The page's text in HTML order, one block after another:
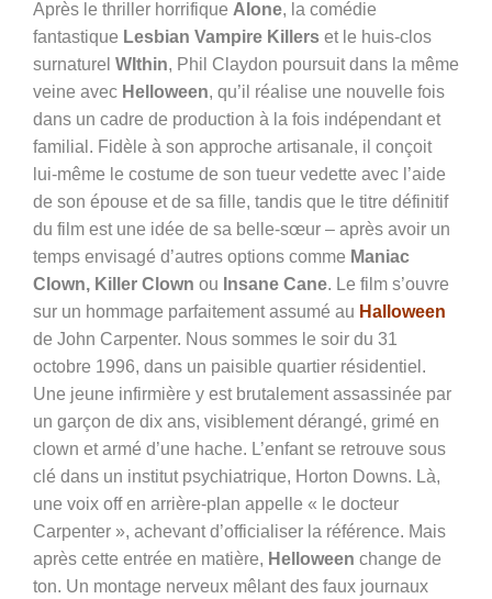
Après le thriller horrifique Alone, la comédie
fantastique Lesbian Vampire Killers et le huis-clos
surnaturel WIthin, Phil Claydon poursuit dans la même
veine avec Helloween, qu’il réalise une nouvelle fois
dans un cadre de production à la fois indépendant et
familial. Fidèle à son approche artisanale, il conçoit
lui-même le costume de son tueur vedette avec l’aide
de son épouse et de sa fille, tandis que le titre définitif
du film est une idée de sa belle-sœur – après avoir un
temps envisagé d’autres options comme Maniac
Clown, Killer Clown ou Insane Cane. Le film s’ouvre
sur un hommage parfaitement assumé au Halloween
de John Carpenter. Nous sommes le soir du 31
octobre 1996, dans un paisible quartier résidentiel.
Une jeune infirmière y est brutalement assassinée par
un garçon de dix ans, visiblement dérangé, grimé en
clown et armé d’une hache. L’enfant se retrouve sous
clé dans un institut psychiatrique, Horton Downs. Là,
une voix off en arrière-plan appelle « le docteur
Carpenter », achevant d’officialiser la référence. Mais
après cette entrée en matière, Helloween change de
ton. Un montage nerveux mêlant des faux journaux